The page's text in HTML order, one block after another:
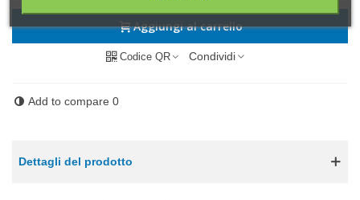
Aggiungi al carrello
Codice QR Condividi
Add to compare 0
Dettagli del prodotto